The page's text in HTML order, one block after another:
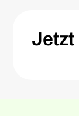
Jetzt